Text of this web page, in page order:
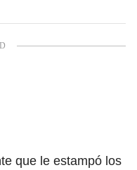
que le estampó los